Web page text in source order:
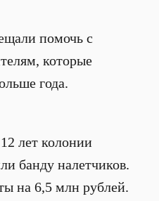
помочь с
которые
года.
лет колонии
банду налетчиков.
на 6,5 млн рублей.